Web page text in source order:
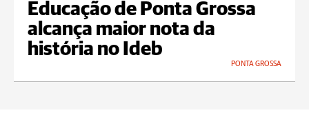
Educação de Ponta Grossa
alcança maior nota da
história no Ideb
PONTA GROSSA